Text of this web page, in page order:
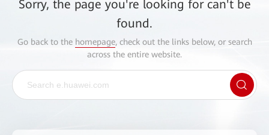
Sorry, the page you're looking for can't be
found.
Go back to the homepage, check out the links below, or search
across the entire website.